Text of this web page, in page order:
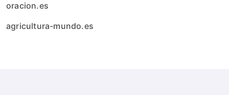
oracion.es
agricultura-mundo.es